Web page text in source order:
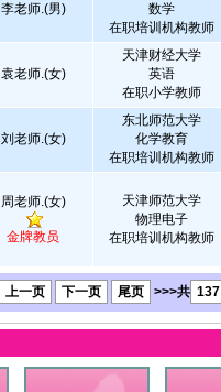
李老师.(男)
数学
在职培训机构教师
袁老师.(女)
天津财经大学
英语
在职小学教师
刘老师.(女)
东北师范大学
化学教育
在职培训机构教师
周老师.(女)
金牌教员
天津师范大学
物理电子
在职培训机构教师
上一页 下一页 尾页 >>>共 137